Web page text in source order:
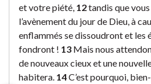
et votre piété, 12tandis que
l’avènement du jour de Dieu, à
enflammés se dissoudront et les
fondront ! 13 Mais nous
de nouveaux cieux et une
habitera. 14C’est pourquoi,